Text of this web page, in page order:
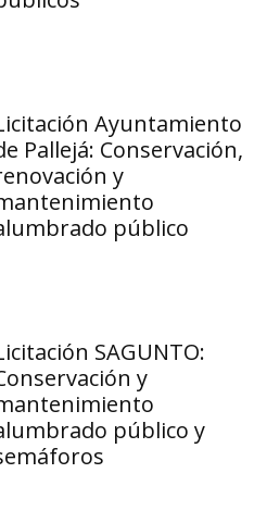
Ayuntamiento
Pallejá: Conservación,
y
público
SAGUNTO:
y
público y